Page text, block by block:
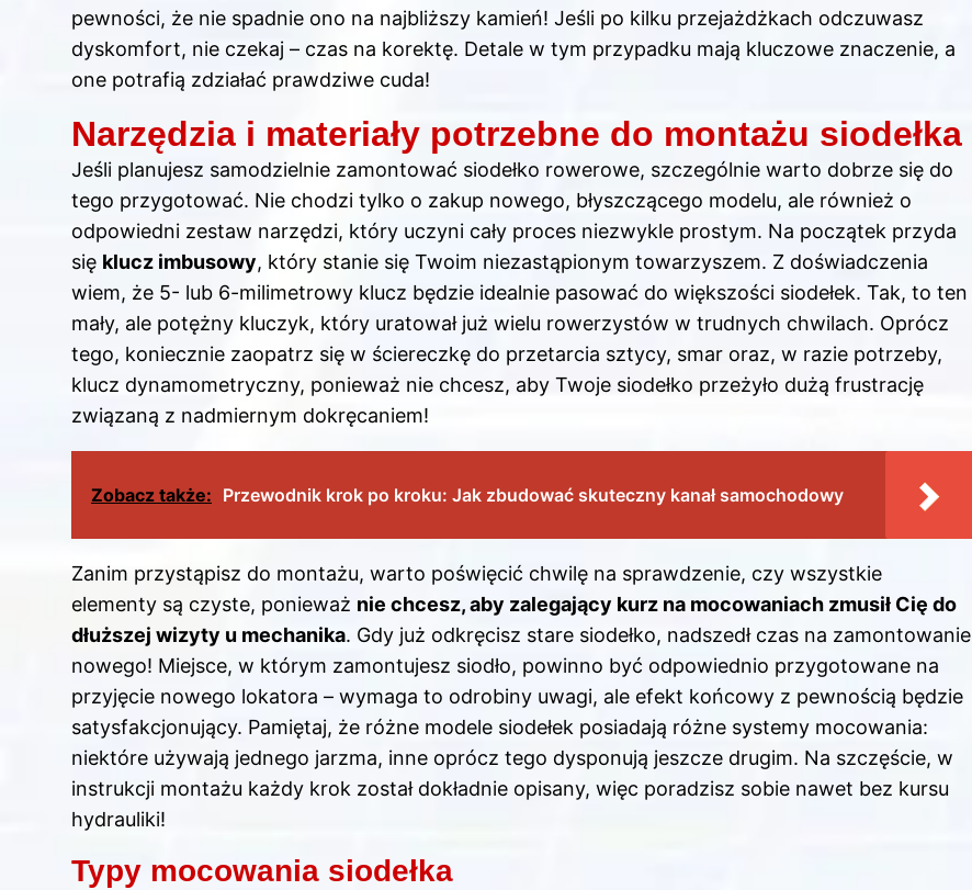
pewności, że nie spadnie ono na najbliższy kamień! Jeśli po kilku przejażdżkach odczuwasz
dyskomfort, nie czekaj – czas na korektę. Detale w tym przypadku mają kluczowe znaczenie, a
one potrafią zdziałać prawdziwe cuda!
Narzędzia i materiały potrzebne do montażu siodełka
Jeśli planujesz samodzielnie zamontować siodełko rowerowe, szczególnie warto dobrze się do
tego przygotować. Nie chodzi tylko o zakup nowego, błyszczącego modelu, ale również o
odpowiedni zestaw narzędzi, który uczyni cały proces niezwykle prostym. Na początek przyda
się klucz imbusowy, który stanie się Twoim niezastąpionym towarzyszem. Z doświadczenia
wiem, że 5- lub 6-milimetrowy klucz będzie idealnie pasować do większości siodełek. Tak, to ten
mały, ale potężny kluczyk, który uratował już wielu rowerzystów w trudnych chwilach. Oprócz
tego, koniecznie zaopatrz się w ściereczkę do przetarcia sztycy, smar oraz, w razie potrzeby,
klucz dynamometryczny, ponieważ nie chcesz, aby Twoje siodełko przeżyło dużą frustrację
związaną z nadmiernym dokręcaniem!
Zobacz także: Przewodnik krok po kroku: Jak zbudować skuteczny kanał samochodowy
Zanim przystąpisz do montażu, warto poświęcić chwilę na sprawdzenie, czy wszystkie
elementy są czyste, ponieważ nie chcesz, aby zalegający kurz na mocowaniach zmusił Cię do
dłuższej wizyty u mechanika. Gdy już odkręcisz stare siodełko, nadszedł czas na zamontowanie
nowego! Miejsce, w którym zamontujesz siodło, powinno być odpowiednio przygotowane na
przyjęcie nowego lokatora – wymaga to odrobiny uwagi, ale efekt końcowy z pewnością będzie
satysfakcjonujący. Pamiętaj, że różne modele siodełek posiadają różne systemy mocowania:
niektóre używają jednego jarzma, inne oprócz tego dysponują jeszcze drugim. Na szczęście, w
instrukcji montażu każdy krok został dokładnie opisany, więc poradzisz sobie nawet bez kursu
hydrauliki!
Typy mocowania siodełka